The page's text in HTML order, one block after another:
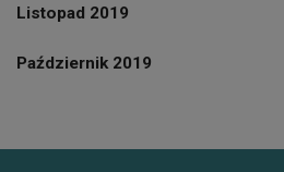
Listopad 2019
Październik 2019